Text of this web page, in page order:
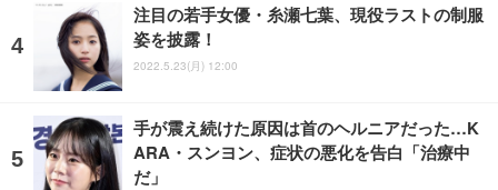
注目の若手女優・糸瀬七葉、現役ラストの制服
姿を披露！
2022.5.23(月) 12:00
手が震え続けた原因は首のヘルニアだった…K
ARA・スンヨン、症状の悪化を告白「治療中
だ」